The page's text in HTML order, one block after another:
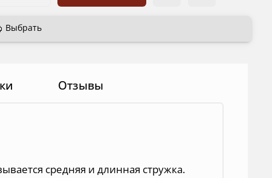
Выбрать
Отзывы
средняя и длинная стружка.